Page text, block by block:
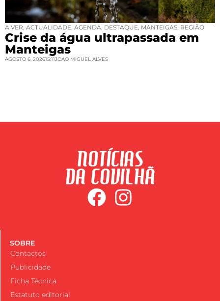
A VER, ACTUALIDADE, AGENDA, DESTAQUE, MANTEIGAS, REGIÃO
Crise da água ultrapassada em
Manteigas
AGOSTO 6, 202615:11JOAO MIGUEL ALVES
SOBRE
Contactos
Publicidade
Ficha Técnica
Estatuto editorial